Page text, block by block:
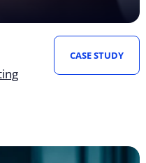
model
dáta, pricing
nárast marže
CASE STUDY